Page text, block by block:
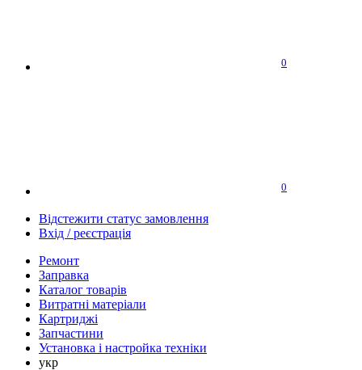
0
0
Відстежити статус замовлення
Вхід / реєстрація
Ремонт
Заправка
Каталог товарів
Витратні матеріали
Картриджі
Запчастини
Установка і настройка техніки
укр